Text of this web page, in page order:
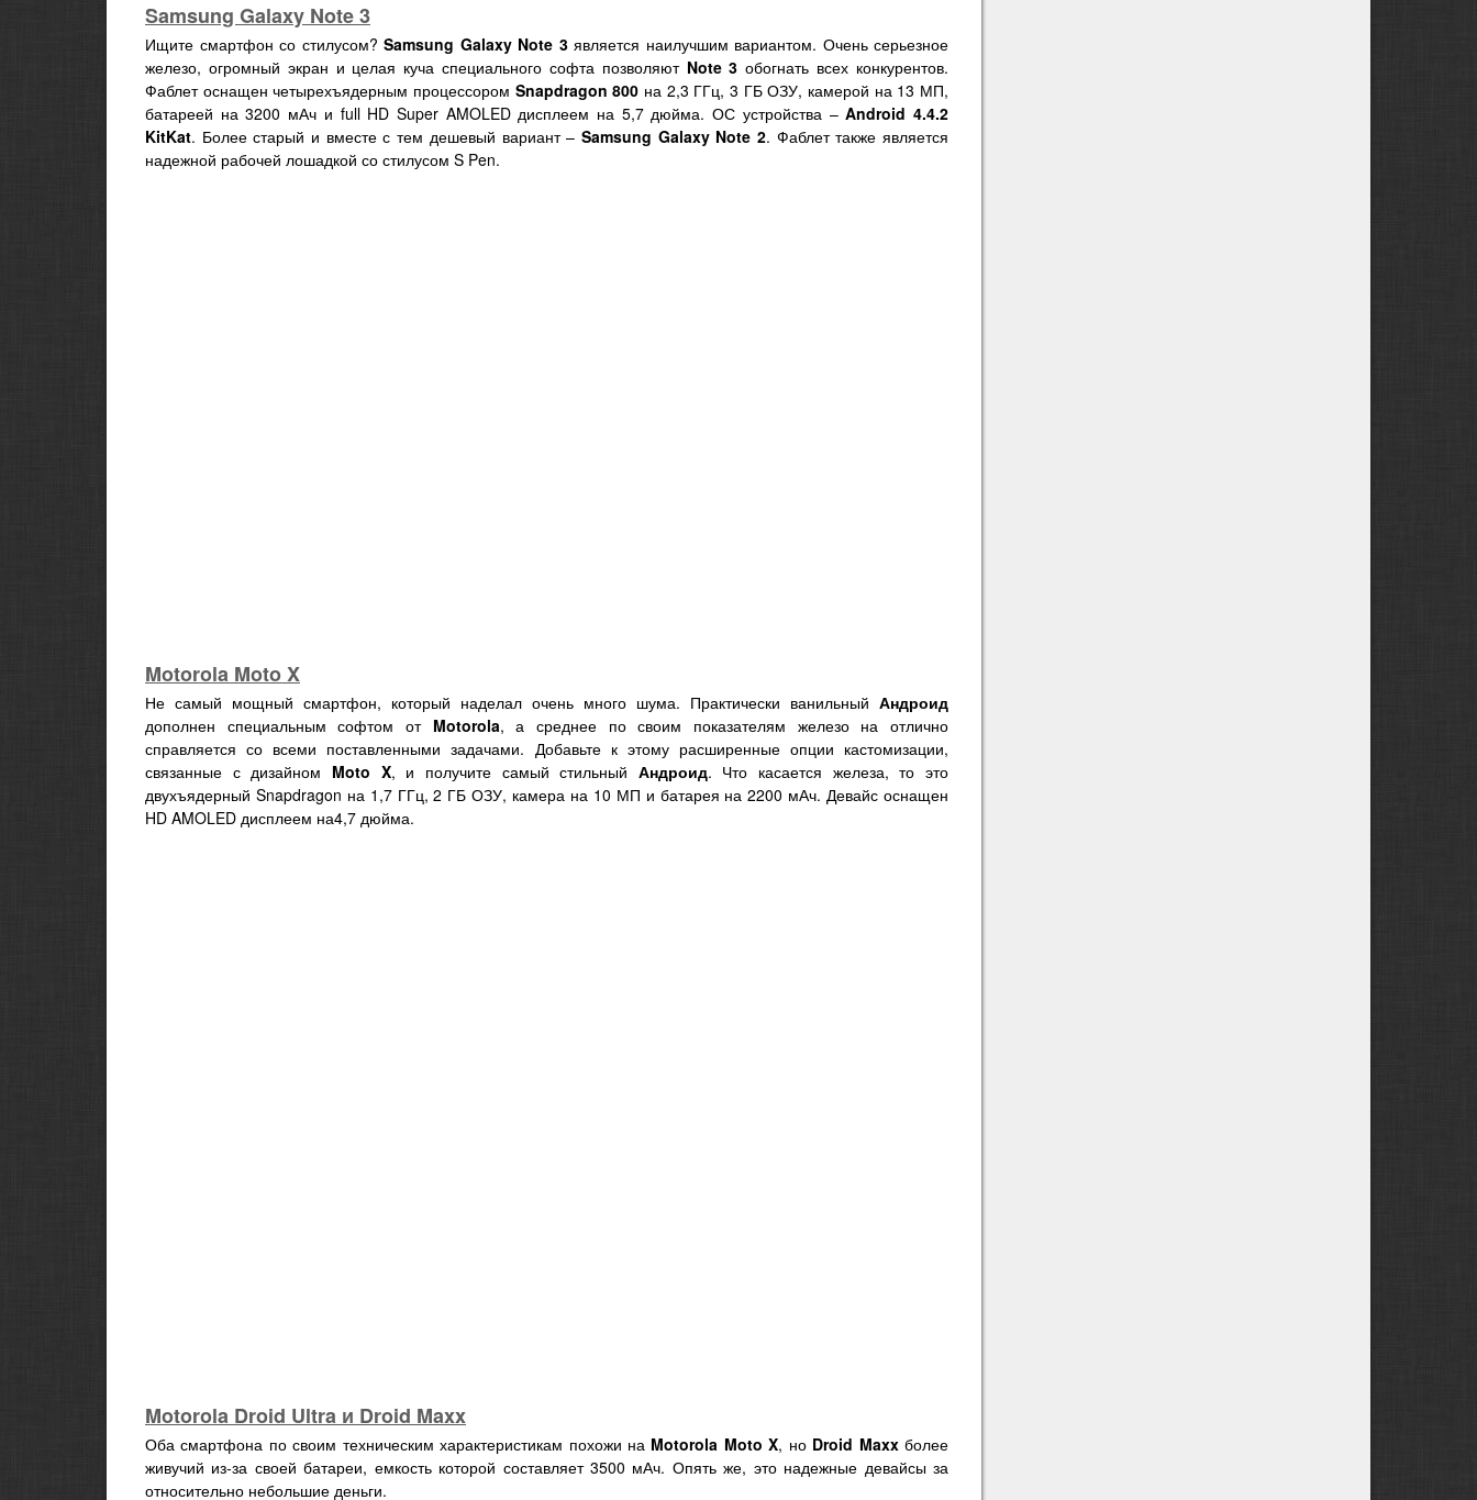
Samsung Galaxy Note 3
Ищите смартфон со стилусом? Samsung Galaxy Note 3является наилучшим вариантом. Очень серьезное
железо, огромный экран и целая куча специального софта позволяют Note 3 обогнать всех конкурентов.
Фаблет оснащен четырехъядерным процессором Snapdragon 800 на 2,3 ГГц, 3 ГБ ОЗУ, камерой на 13 МП,
батареей на 3200 мАч и full HD Super AMOLED дисплеем на 5,7 дюйма. ОС устройства –Android 4.4.2
KitKat. Более старый и вместе с тем дешевый вариант – Samsung Galaxy Note 2. Фаблет также является
надежной рабочей лошадкой со стилусом S Pen.
Motorola Moto X
Не самый мощный смартфон, который наделал очень много шума. Практически ванильный Андроид
дополнен специальным софтом от Motorola, а среднее по своим показателям железо на отлично
справляется со всеми поставленными задачами. Добавьте к этому расширенные опции кастомизации,
связанные с дизайном Moto X, и получите самый стильный Андроид. Что касается железа, то это
двухъядерный Snapdragon на 1,7 ГГц, 2 ГБ ОЗУ, камера на 10 МП и батарея на 2200 мАч. Девайс оснащен
HD AMOLED дисплеем на4,7 дюйма.
Motorola Droid Ultra и Droid Maxx
Оба смартфона по своим техническим характеристикам похожи на Motorola Moto X, но Droid Maxxболее
живучий из-за своей батареи, емкость которой составляет 3500 мАч. Опять же, это надежные девайсы за
относительно небольшие деньги.